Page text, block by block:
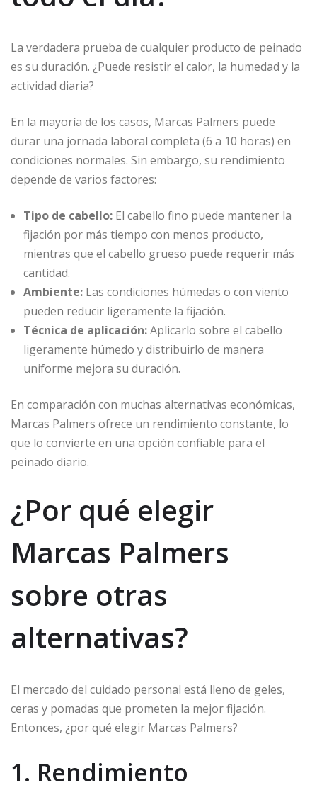
La verdadera prueba de cualquier producto de peinado
es su duración. ¿Puede resistir el calor, la humedad y la
actividad diaria?
En la mayoría de los casos, Marcas Palmers puede
durar una jornada laboral completa (6 a 10 horas) en
condiciones normales. Sin embargo, su rendimiento
depende de varios factores:
Tipo de cabello: El cabello fino puede mantener la
fijación por más tiempo con menos producto,
mientras que el cabello grueso puede requerir más
cantidad.
Ambiente: Las condiciones húmedas o con viento
pueden reducir ligeramente la fijación.
Técnica de aplicación:Aplicarlo sobre el cabello
ligeramente húmedo y distribuirlo de manera
uniforme mejora su duración.
En comparación con muchas alternativas económicas,
Marcas Palmers ofrece un rendimiento constante, lo
que lo convierte en una opción confiable para el
peinado diario.
¿Por qué elegir
Marcas Palmers
sobre otras
alternativas?
El mercado del cuidado personal está lleno de geles,
ceras y pomadas que prometen la mejor fijación.
Entonces, ¿por qué elegir Marcas Palmers?
1. Rendimiento